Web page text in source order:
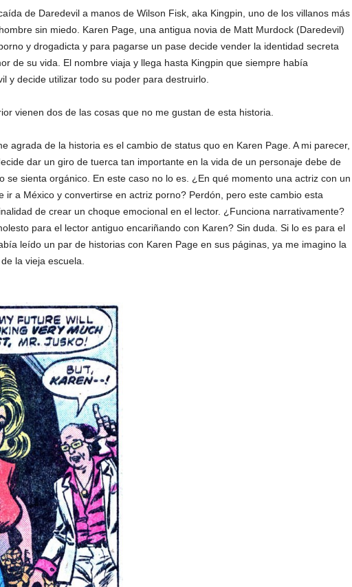
de Daredevil a manos de Wilson Fisk, aka Kingpin, uno de los villanos más
sin miedo. Karen Page, una antigua novia de Matt Murdock (Daredevil)
y drogadicta y para pagarse un pase decide vender la identidad secreta
de su vida. El nombre viaja y llega hasta Kingpin que siempre había
y decide utilizar todo su poder para destruirlo.
vienen dos de las cosas que no me gustan de esta historia.
agrada de la historia es el cambio de status quo en Karen Page. A mi parecer,
dar un giro de tuerca tan importante en la vida de un personaje debe de
se sienta orgánico. En este caso no lo es. ¿En qué momento una actriz con un
ir a México y convertirse en actriz porno? Perdón, pero este cambio esta
de crear un choque emocional en el lector. ¿Funciona narrativamente?
para el lector antiguo encariñando con Karen? Sin duda. Si lo es para el
leído un par de historias con Karen Page en sus páginas, ya me imagino la
la vieja escuela.